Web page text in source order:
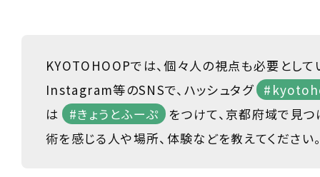
KYOTOHOOPでは、個々人の視点も必要として
Instagram等のSNSで、ハッシュタグ
は
#きょうとふーぷ
をつけて、京都府域で見
術を感じる人や場所、体験などを教えてください